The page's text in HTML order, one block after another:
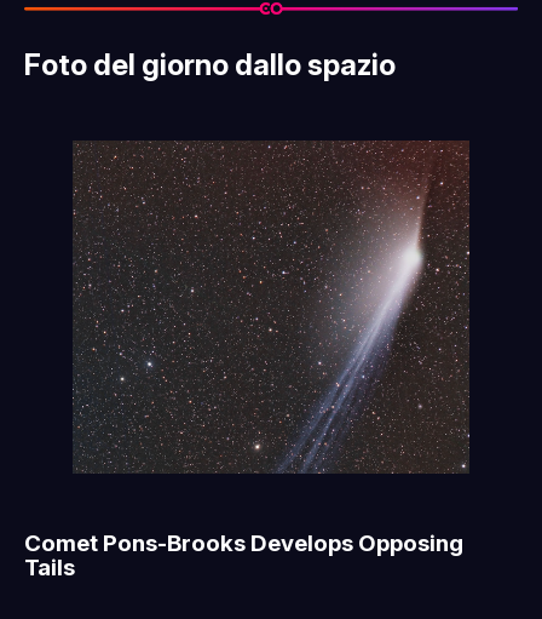
Foto del giorno dallo spazio
Comet Pons-Brooks Develops Opposing
Tails